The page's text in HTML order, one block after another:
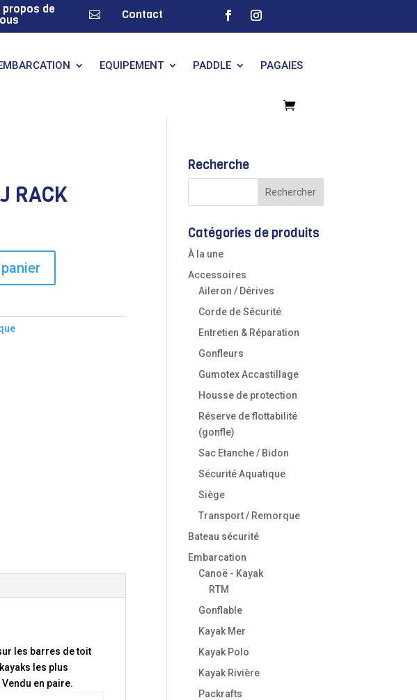
propos de  Contact
EQUIPEMENT PADDLE PAGAIES
RACK
les barres de toit
les plus
en paire.
Recherche
Catégories de produits
À la une
Accessoires
Aileron / Dérives
Corde de Sécurité
Entretien & Réparation
Gonfleurs
Gumotex Accastillage
Housse de protection
Réserve de flottabilité
(gonfle)
Sac Etanche / Bidon
Sécurité Aquatique
Siège
Transport / Remorque
Bateau sécurité
Embarcation
Canoë - Kayak
RTM
Gonflable
Kayak Mer
Kayak Polo
Kayak Rivière
Packrafts